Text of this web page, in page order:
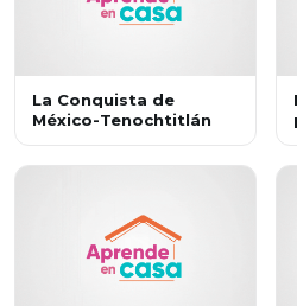
La Conquista de
México-Tenochtitlán